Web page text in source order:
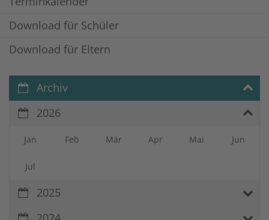
Download für Schüler
Download für Eltern
Archiv
2026
Jan Feb Mär Apr Mai Jun
Jul
2025